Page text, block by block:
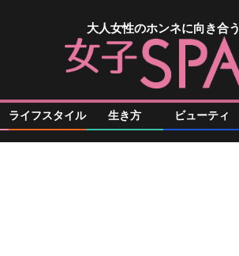
大人女性のホンネに向き合う
ライフスタイル 生き方 ビューティ